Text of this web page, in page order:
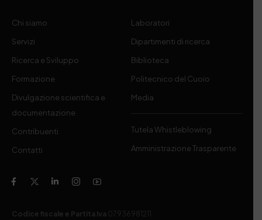
Chi siamo
Servizi
Ricerca e Sviluppo
Formazione
Divulgazione scientifica e
documentazione
Contribuenti
Contatti
Laboratori
Dipartimenti di ricerca
Biblioteca
Politecnico del Cuoio
Media
Tutela Whistleblowing
Amministrazione Trasparente
Codice fiscale e Partita Iva 07936981211